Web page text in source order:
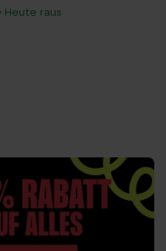
Heute raus